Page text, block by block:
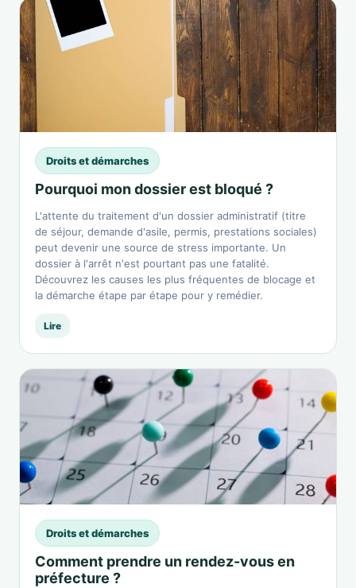
Droits et démarches
Pourquoi mon dossier est bloqué ?
L'attente du traitement d'un dossier administratif (titre
de séjour, demande d'asile, permis, prestations sociales)
peut devenir une source de stress importante. Un
dossier à l'arrêt n'est pourtant pas une fatalité.
Découvrez les causes les plus fréquentes de blocage et
la démarche étape par étape pour y remédier.
Lire
Droits et démarches
Comment prendre un rendez-vous en
préfecture ?